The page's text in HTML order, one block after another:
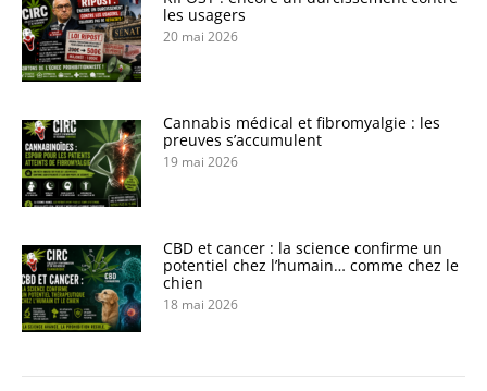
les usagers
20 mai 2026
Cannabis médical et fibromyalgie : les
preuves s’accumulent
19 mai 2026
CBD et cancer : la science confirme un
potentiel chez l’humain… comme chez le
chien
18 mai 2026